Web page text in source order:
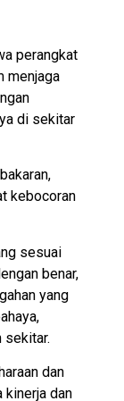
perangkat
menjaga
di sekitar
kebocoran
sesuai
benar,
yang
sekitar.
dan
kinerja dan